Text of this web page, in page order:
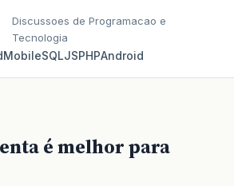
Discussoes de Programacao e
Tecnologia
MobileSQLJSPHPAndroid
é melhor para